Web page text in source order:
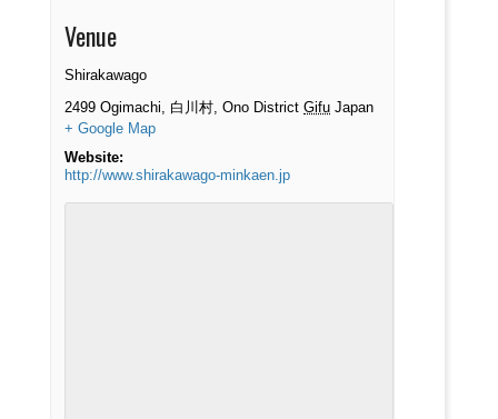
Venue
Shirakawago
2499 Ogimachi, 白川村, Ono District Gifu Japan
+ Google Map
Website:
http://www.shirakawago-minkaen.jp